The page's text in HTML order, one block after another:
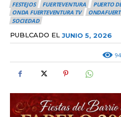
FESTEJOS FUERTEVENTURA PUERTO
ONDA FUERTEVENTURA TV
SOCIEDAD
PUBLCADO EL JUNIO 5, 2026
94